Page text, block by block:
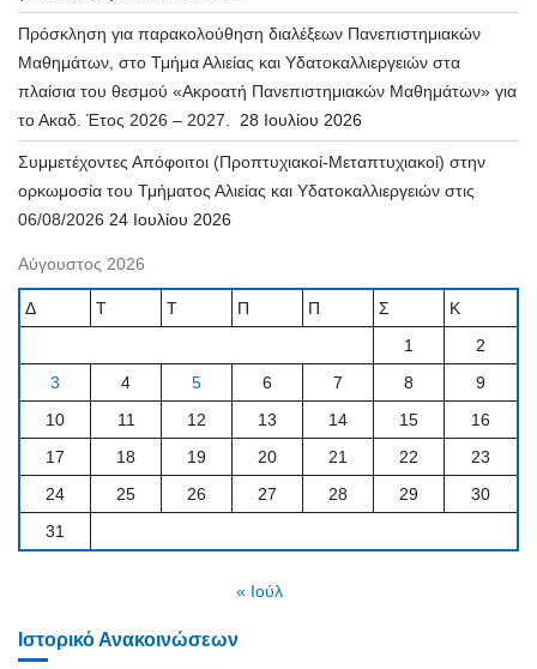
Πρόσκληση για παρακολούθηση διαλέξεων Πανεπιστημιακών
Μαθημάτων, στο Τμήμα Αλιείας και Υδατοκαλλιεργειών στα
πλαίσια του θεσμού «Ακροατή Πανεπιστημιακών Μαθημάτων» για
το Ακαδ. Έτος 2026 – 2027.
28 Ιουλίου 2026
Συμμετέχοντες Απόφοιτοι (Προπτυχιακοί-Μεταπτυχιακοί) στην
ορκωμοσία του Τμήματος Αλιείας και Υδατοκαλλιεργειών στις
06/08/2026 24 Ιουλίου 2026
Αύγουστος 2026
Δ Τ Τ Π Π Σ
Κ
1
2
3
4 5 6 7 8
9
10
11 12 13 14 15
16
17
18 19 20 21 22
23
24
25 26 27 28 29
30
31
« Ιούλ
Ιστορικό Ανακοινώσεων